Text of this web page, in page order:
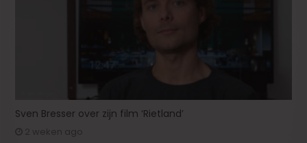
Sven Bresser over zijn film ‘Rietland’
2 weken ago